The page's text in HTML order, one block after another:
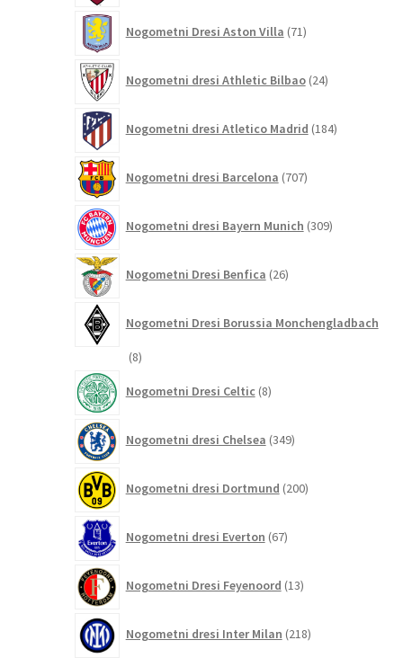
Nogometni Dresi Aston Villa 71izdelkov
Nogometni dresi Athletic Bilbao 24izdelkov
Nogometni dresi Atletico Madrid 184izdelkov
Nogometni dresi Barcelona 707izdelkov
Nogometni dresi Bayern Munich 309izdelkov
Nogometni Dresi Benfica 26izdelkov
Nogometni Dresi Borussia Monchengladbach
88
Nogometni Dresi Celtic 8izdelkov
Nogometni dresi Chelsea 349izdelkov
Nogometni dresi Dortmund 200izdelkov
Nogometni dresi Everton 67izdelkov
Nogometni Dresi Feyenoord 13izdelkov
Nogometni dresi Inter Milan 218izdelkov